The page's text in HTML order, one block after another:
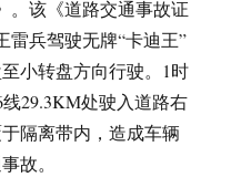
。该《道路交通事故证
雷兵驾驶无牌“卡迪王”
小转盘方向行驶。1时
29.3KM处驶入道路右
隔离带内，造成车辆
故。